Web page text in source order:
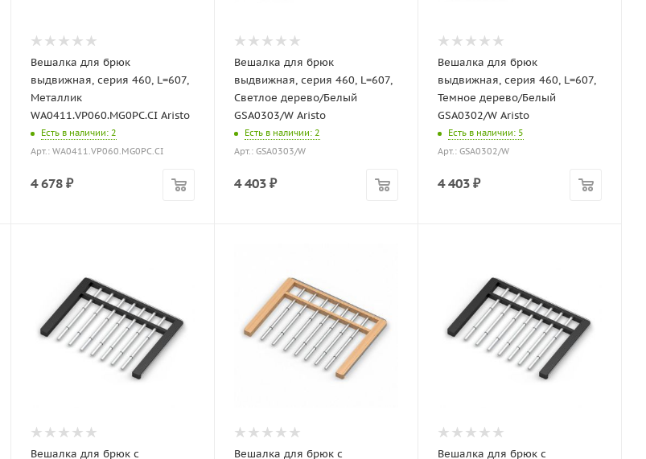
Вешалка для брюк
выдвижная, серия 460, L=607,
Металлик
WA0411.VP060.MG0PC.CI Aristo
Есть в наличии: 2
Арт.: WA0411.VP060.MG0PC.CI
4 678 ₽
Вешалка для брюк
выдвижная, серия 460, L=607,
Светлое дерево/Белый
GSA0303/W Aristo
Есть в наличии: 2
Арт.: GSA0303/W
4 403 ₽
Вешалка для брюк
выдвижная, серия 460, L=607,
Темное дерево/Белый
GSA0302/W Aristo
Есть в наличии: 5
Арт.: GSA0302/W
4 403 ₽
Вешалка для брюк с
Вешалка для брюк с
Вешалка для брюк с